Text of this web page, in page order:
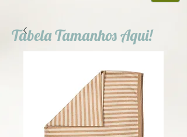
Tabela Tamanhos Aqui!